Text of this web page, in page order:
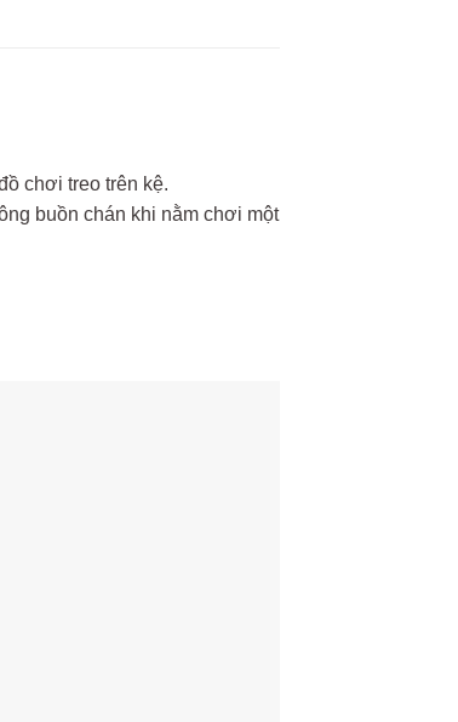
chơi treo trên kệ.
buồn chán khi nằm chơi một